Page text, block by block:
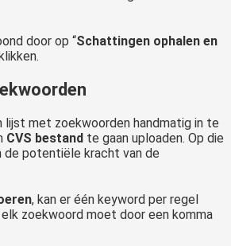
door op “Schattingen ophalen en
lijst met zoekwoorden handmatig in te
CVS bestand te gaan uploaden. Op die
de potentiële kracht van de
, kan er één keyword per regel
zoekwoord moet door een komma